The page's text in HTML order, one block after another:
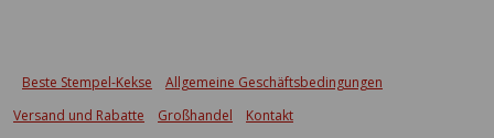
Beste Stempel-Kekse
Allgemeine Geschäftsbedingungen
Versand und Rabatte
Großhandel Kontakt